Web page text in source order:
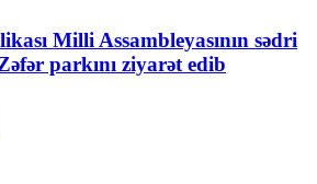
Milli Assambleyasının sədri
parkını ziyarət edib